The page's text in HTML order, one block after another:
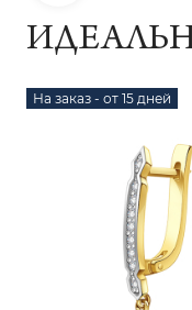
На заказ - от 15 дней